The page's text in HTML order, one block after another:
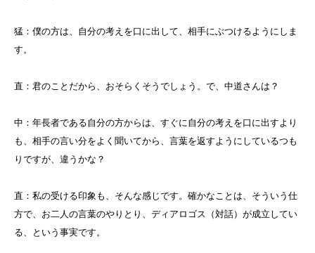
猛：僕の方は、自分の考えを口に出して、相手にぶつけるようにしま
す。
直：君のことだから、おそらくそうでしょう。で、中道さんは？
中：年長者である自分の方からは、すぐに自分の考えを口に出すより
も、相手の言い分をよく聞いてから、言葉を返すようにしているつも
りですが、違うかな？
直：私の受ける印象も、そんな感じです。確かなことは、そういう仕
方で、お二人の言葉のやりとり、ディアロゴス（対話）が成立してい
る、という事実です。